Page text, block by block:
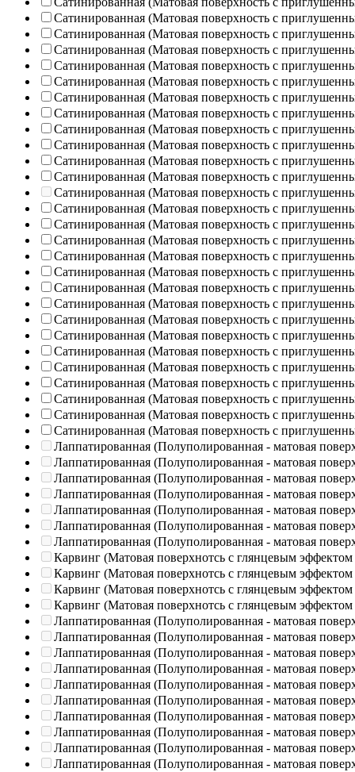
Сатинированная (Матовая поверхность с
Сатинированная (Матовая поверхность с
Сатинированная (Матовая поверхность с
Сатинированная (Матовая поверхность с
Сатинированная (Матовая поверхность с
Сатинированная (Матовая поверхность с
Сатинированная (Матовая поверхность с
Сатинированная (Матовая поверхность с
Сатинированная (Матовая поверхность с
Сатинированная (Матовая поверхность с
Сатинированная (Матовая поверхность с
Сатинированная (Матовая поверхность с
Сатинированная (Матовая поверхность с
Сатинированная (Матовая поверхность с
Сатинированная (Матовая поверхность с
Сатинированная (Матовая поверхность с
Сатинированная (Матовая поверхность с
Сатинированная (Матовая поверхность с
Сатинированная (Матовая поверхность с
Сатинированная (Матовая поверхность с
Сатинированная (Матовая поверхность с
Сатинированная (Матовая поверхность с
Сатинированная (Матовая поверхность с
Сатинированная (Матовая поверхность с
Сатинированная (Матовая поверхность с
Сатинированная (Матовая поверхность с
Сатинированная (Матовая поверхность с
Лаппатированная (Полуполированная - матовая
Лаппатированная (Полуполированная - матовая
Лаппатированная (Полуполированная - матовая
Лаппатированная (Полуполированная - матовая
Лаппатированная (Полуполированная - матовая
Лаппатированная (Полуполированная - матовая
Лаппатированная (Полуполированная - матовая
Карвинг (Матовая поверхнотсь с глянцевым эффектом
Карвинг (Матовая поверхнотсь с глянцевым эффектом
Карвинг (Матовая поверхнотсь с глянцевым эффектом
Карвинг (Матовая поверхнотсь с глянцевым эффектом
Лаппатированная (Полуполированная - матовая
Лаппатированная (Полуполированная - матовая
Лаппатированная (Полуполированная - матовая
Лаппатированная (Полуполированная - матовая
Лаппатированная (Полуполированная - матовая
Лаппатированная (Полуполированная - матовая
Лаппатированная (Полуполированная - матовая
Лаппатированная (Полуполированная - матовая
Лаппатированная (Полуполированная - матовая
Лаппатированная (Полуполированная - матовая